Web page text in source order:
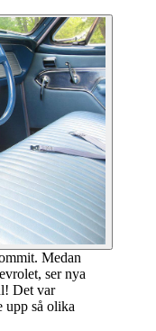
Medan
ser nya
Det var
upp så olika